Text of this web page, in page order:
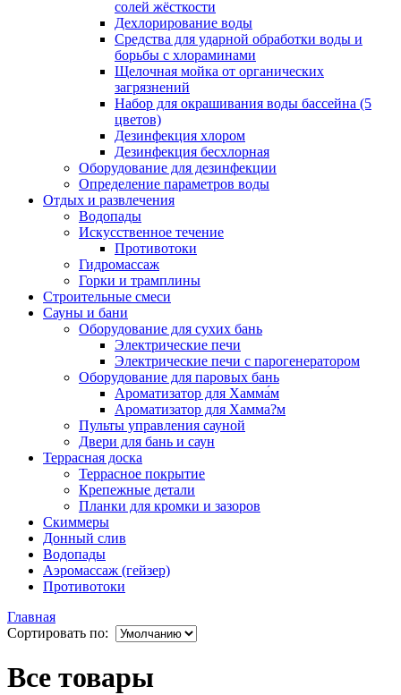
солей жёсткости
Дехлорирование воды
Средства для ударной обработки воды и
борьбы с хлораминами
Щелочная мойка от органических
загрязнений
Набор для окрашивания воды бассейна (5
цветов)
Дезинфекция хлором
Дезинфекция бесхлорная
Оборудование для дезинфекции
Определение параметров воды
Отдых и развлечения
Водопады
Искусственное течение
Противотоки
Гидромассаж
Горки и трамплины
Строительные смеси
Сауны и бани
Оборудование для сухих бань
Электрические печи
Электрические печи с парогенератором
Оборудование для паровых бань
Ароматизатор для Хамма́м
Ароматизатор для Хамма?м
Пульты управления сауной
Двери для бань и саун
Террасная доска
Террасное покрытие
Крепежные детали
Планки для кромки и зазоров
Скиммеры
Донный слив
Водопады
Аэромассаж (гейзер)
Противотоки
Главная
Сортировать по:
Все товары